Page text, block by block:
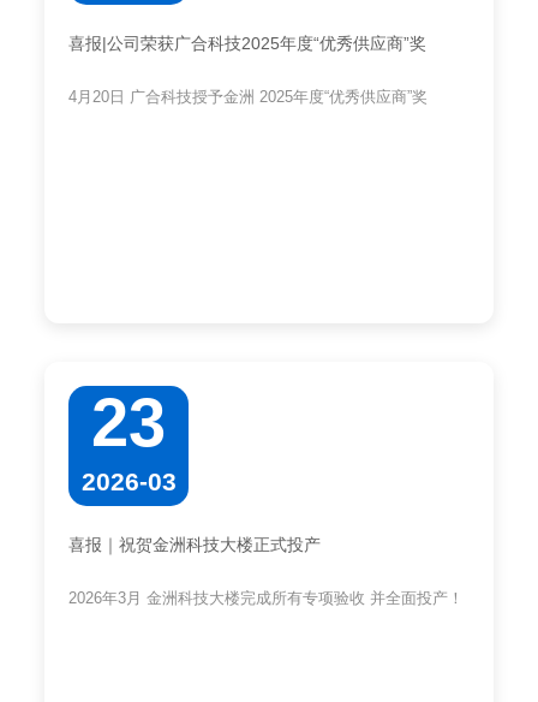
喜报|公司荣获广合科技2025年度“优秀供应商”奖
4月20日 广合科技授予金洲 2025年度“优秀供应商”奖
23
2026-03
喜报｜祝贺金洲科技大楼正式投产
2026年3月 金洲科技大楼完成所有专项验收 并全面投产！